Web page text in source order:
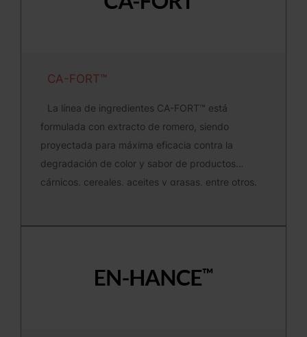
CA-FORT™
La línea de ingredientes CA-FORT™ está
formulada con extracto de romero, siendo
proyectada para máxima eficacia contra la
degradación de color y sabor de productos
cárnicos, cereales, aceites y grasas, entre otros.